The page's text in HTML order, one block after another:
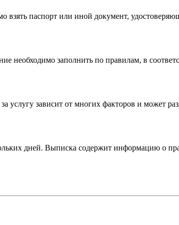
паспорт или иной документ,
необходимо заполнить по правилам, в
услугу зависит от многих факторов и может
дней. Выписка содержит информацию о